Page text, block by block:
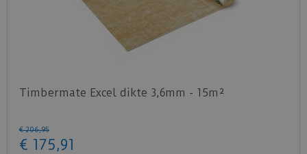
Timbermate Excel dikte 3,6mm - 15m²
€ 206,95
€ 175,91